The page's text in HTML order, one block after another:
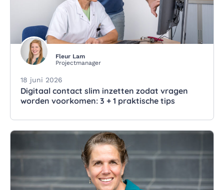
Fleur Lam
Projectmanager
18 juni 2026
Digitaal contact slim inzetten zodat vragen
worden voorkomen: 3 + 1 praktische tips